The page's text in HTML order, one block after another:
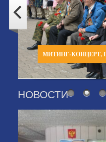
МИТИНГ-
НОВОСТИ